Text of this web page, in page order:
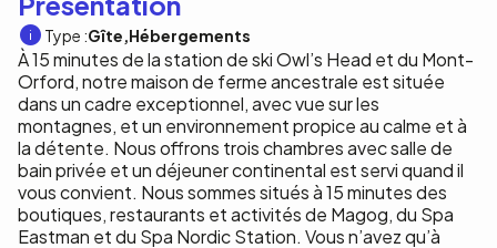
Type :Gîte Hébergements
À 15 minutes de la station de ski Owl’s Head et du Mont-
Orford, notre maison de ferme ancestrale est située
dans un cadre exceptionnel, avec vue sur les
montagnes, et un environnement propice au calme et à
la détente. Nous offrons trois chambres avec salle de
bain privée et un déjeuner continental est servi quand il
vous convient. Nous sommes situés à 15 minutes des
boutiques, restaurants et activités de Magog, du Spa
Eastman et du Spa Nordic Station. Vous n’avez qu’à